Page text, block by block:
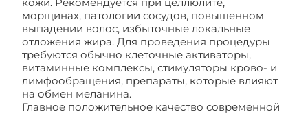
морщинах, патологии сосудов, повышенном
выпадении волос, избыточные локальные
отложения жира. Для проведения процедуры
требуются обычно клеточные активаторы,
витаминные комплексы, стимуляторы крово- и
лимфообращения, препараты, которые влияют
на обмен меланина.
Главное положительное качество современной